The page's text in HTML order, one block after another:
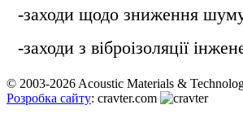
-заходи щодо зниження
-заходи з віброізоляції
© 2003-2026 Acoustic Materials &
Розробка сайту: cravter.com